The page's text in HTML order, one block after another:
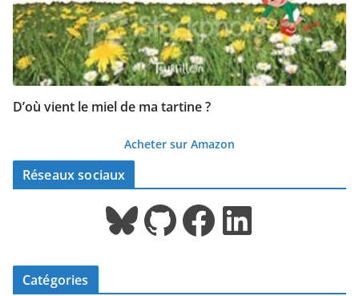
D’où vient le miel de ma tartine ?
Acheter sur Amazon
Réseaux sociaux
Bluesky GitHub Facebook LinkedIn
Catégories